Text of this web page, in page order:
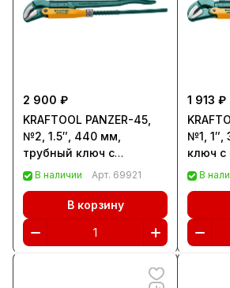
2 900 ₽
KRAFTOOL PANZER-45,
№2, 1.5″, 440 мм,
трубный ключ с
изогнутыми губками
В наличии Арт. 69921
В корзину
1 913 ₽
№1, 1″,
ключ с
В